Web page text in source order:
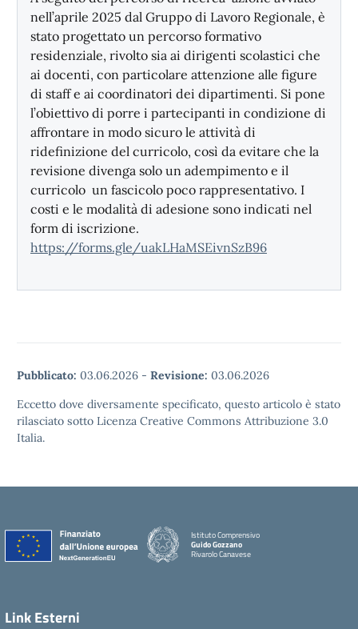
nell’aprile 2025 dal Gruppo di Lavoro Regionale, è
stato progettato un percorso formativo
residenziale, rivolto sia ai dirigenti scolastici che
ai docenti, con particolare attenzione alle figure
di staff e ai coordinatori dei dipartimenti. Si pone
l’obiettivo di porre i partecipanti in condizione di
affrontare in modo sicuro le attività di
ridefinizione del curricolo, così da evitare che la
revisione divenga solo un adempimento e il
curricolo un fascicolo poco rappresentativo. I
costi e le modalità di adesione sono indicati nel
form di iscrizione.
https://forms.gle/uakLHaMSEivnSzB96
Pubblicato: 03.06.2026 - Revisione: 03.06.2026
Eccetto dove diversamente specificato, questo articolo è stato
rilasciato sotto Licenza Creative Commons Attribuzione 3.0
Italia.
Istituto Comprensivo
Guido Gozzano
Rivarolo Canavese
Link Esterni